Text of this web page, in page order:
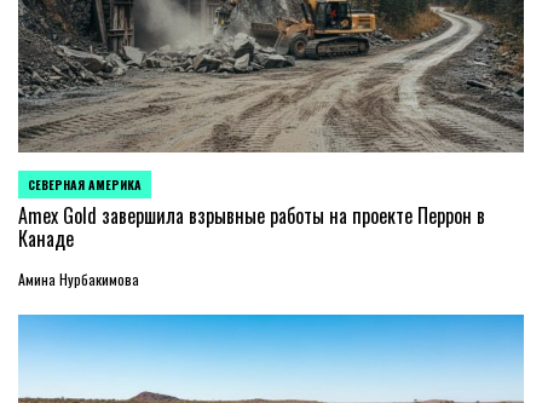
ОПУБЛИКОВАНО
В
СЕВЕРНАЯ АМЕРИКА
Amex Gold завершила взрывные работы на проекте Перрон в
Канаде
Амина Нурбакимова